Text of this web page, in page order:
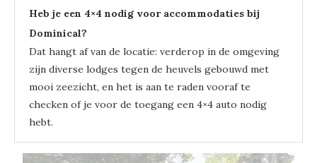
Heb je een 4×4 nodig voor accommodaties bij
Dominical?
Dat hangt af van de locatie: verderop in de omgeving
zijn diverse lodges tegen de heuvels gebouwd met
mooi zeezicht, en het is aan te raden vooraf te
checken of je voor de toegang een 4×4 auto nodig
hebt.